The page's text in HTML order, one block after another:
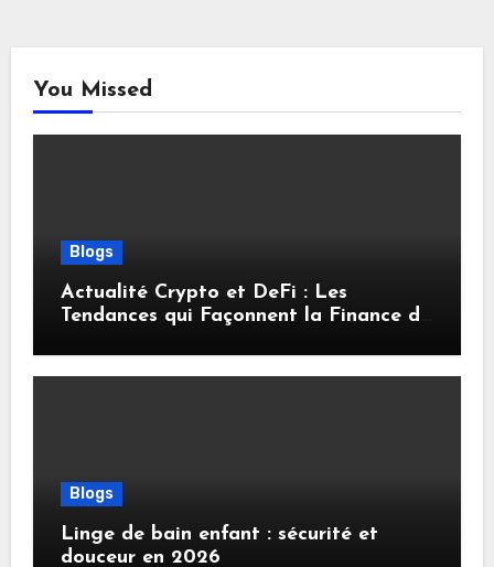
You Missed
Blogs
Actualité Crypto et DeFi : Les
Tendances qui Façonnent la Finance de
Blogs
Linge de bain enfant : sécurité et
douceur en 2026